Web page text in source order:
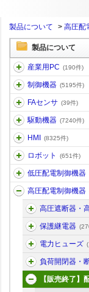
製品について > 高圧配
製品について
産業用PC (190件)
制御機器 (5195件)
FAセンサ (39件)
駆動機器 (7240件)
HMI (8325件)
ロボット (651件)
低圧配電制御機器
高圧配電制御機器
高圧遮断器・
保護継電器
電力ヒューズ
負荷開閉器・
【販売終了】